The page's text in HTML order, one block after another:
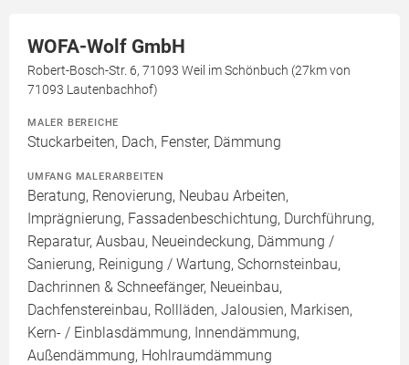
WOFA-Wolf GmbH
Robert-Bosch-Str. 6, 71093 Weil im Schönbuch (27km von
71093 Lautenbachhof)
MALER BEREICHE
Stuckarbeiten, Dach, Fenster, Dämmung
UMFANG MALERARBEITEN
Beratung, Renovierung, Neubau Arbeiten,
Imprägnierung, Fassadenbeschichtung, Durchführung,
Reparatur, Ausbau, Neueindeckung, Dämmung /
Sanierung, Reinigung / Wartung, Schornsteinbau,
Dachrinnen & Schneefänger, Neueinbau,
Dachfenstereinbau, Rollläden, Jalousien, Markisen,
Kern- / Einblasdämmung, Innendämmung,
Außendämmung, Hohlraumdämmung